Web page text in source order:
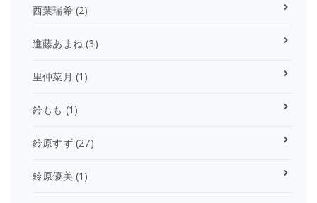
西葉瑞希(2)
進藤あまね (3)
里仲菜月 (1)
鈴もも (1)
鈴原すず(27)
鈴原優美 (1)